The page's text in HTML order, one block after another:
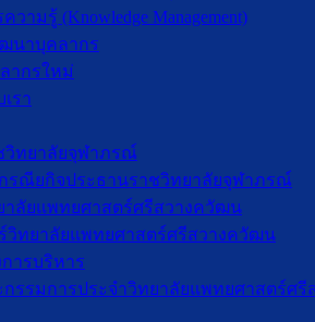
วามรู้ (Knowledge Management)
นาบุคลากร
ากรใหม่
รา
วิทยาลัยจุฬาภรณ์
รณียกิจประธานราชวิทยาลัยจุฬาภรณ์
าลัยแพทยศาสตร์ศรีสวางควัฒน
วิทยาลัยแพทยศาสตร์ศรีสวางควัฒน
ารบริหาร
รรมการประจำวิทยาลัยแพทยศาสตร์ศรี